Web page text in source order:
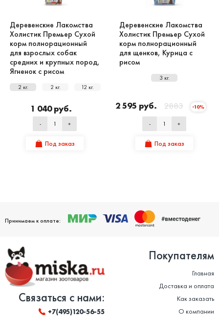
Деревенские Лакомства
Холистик Премьер Сухой
корм полнорационный
для взрослых собак
средних и крупных пород,
Ягненок с рисом
2 кг. 2 кг. 12 кг.
1 040 руб.
- +
Под заказ
Деревенские Лакомства
Холистик Премьер Сухой
корм полнорационный
для щенков, Курица с
рисом
3 кг.
2 595 руб. 2883 -10%
- +
Под заказ
Принимаем к оплате:
Связаться с нами:
+7(495)120-56-55
Покупателям
Главная
Доставка и оплата
Как заказать
О компании